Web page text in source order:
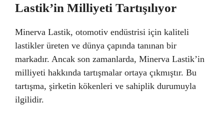
Lastik’in Milliyeti Tartışılıyor
Minerva Lastik, otomotiv endüstrisi için kaliteli
lastikler üreten ve dünya çapında tanınan bir
markadır. Ancak son zamanlarda, Minerva Lastik’in
milliyeti hakkında tartışmalar ortaya çıkmıştır. Bu
tartışma, şirketin kökenleri ve sahiplik durumuyla
ilgilidir.